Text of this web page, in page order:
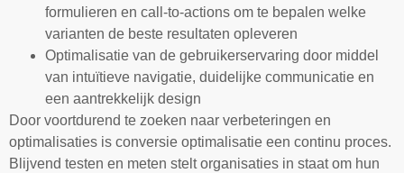
formulieren en call-to-actions om te bepalen welke
varianten de beste resultaten opleveren
Optimalisatie van de gebruikerservaring door middel
van intuïtieve navigatie, duidelijke communicatie en
een aantrekkelijk design
Door voortdurend te zoeken naar verbeteringen en
optimalisaties is conversie optimalisatie een continu proces.
Blijvend testen en meten stelt organisaties in staat om hun